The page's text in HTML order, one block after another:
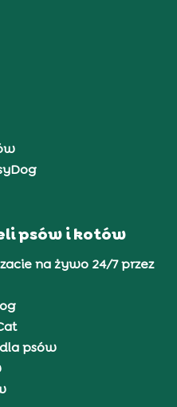
psów i kotów
na żywo 24/7 przez
psów